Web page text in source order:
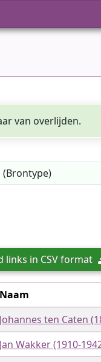
van overlijden.
links in CSV format
Naam
Johannes ten Caten
Jan Wakker (1910-